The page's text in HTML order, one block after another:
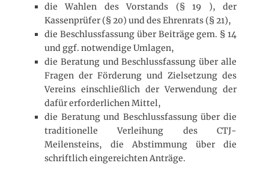
die Wahlen des Vorstands (§ 19 ), der
Kassenprüfer (§ 20) und des Ehrenrats (§ 21),
die Beschlussfassung über Beiträge gem. § 14
und ggf. notwendige Umlagen,
die Beratung und Beschlussfassung über alle
Fragen der Förderung und Zielsetzung des
Vereins einschließlich der Verwendung der
dafür erforderlichen Mittel,
die Beratung und Beschlussfassung über die
traditionelle Verleihung des CTJ-
Meilensteins, die Abstimmung über die
schriftlich eingereichten Anträge.